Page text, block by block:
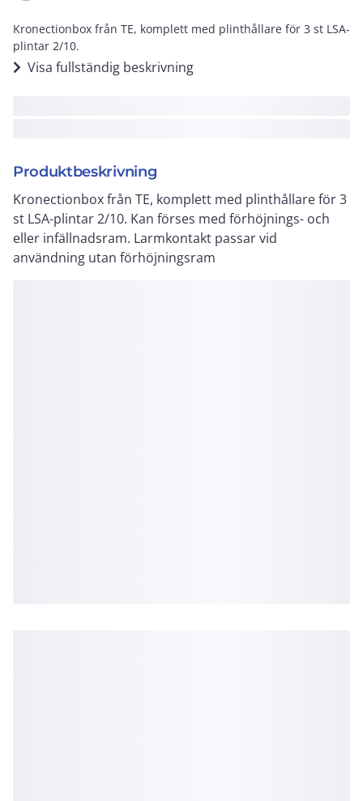
Kronectionbox från TE, komplett med plinthållare för 3 st LSA-
plintar 2/10.
Visa fullständig beskrivning
Produktbeskrivning
Kronectionbox från TE, komplett med plinthållare för 3
st LSA-plintar 2/10. Kan förses med förhöjnings- och
eller infällnadsram. Larmkontakt passar vid
användning utan förhöjningsram